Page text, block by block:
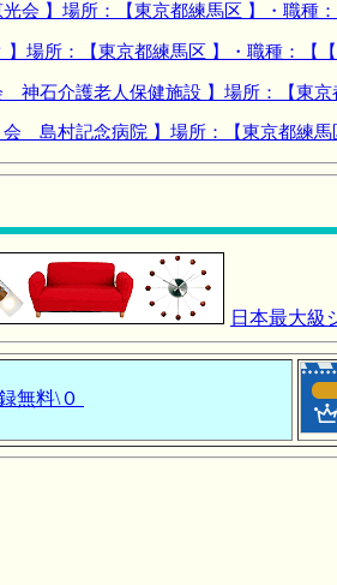
】場所：【東京都練馬区 】・職種
場所：【東京都練馬区 】・職種：【【
石介護老人保健施設 】場所：【東京
島村記念病院 】場所：【東京都練馬
日本最大級
無料\０